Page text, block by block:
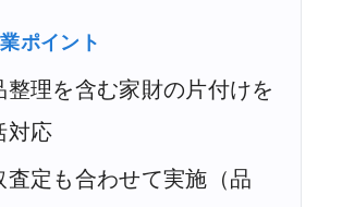
ポイント
整理を含む家財の片付けを
対応
査定も合わせて実施（品